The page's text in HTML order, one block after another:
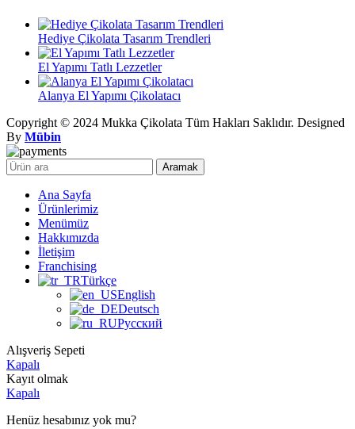
Hediye Çikolata Tasarım Trendleri
El Yapımı Tatlı Lezzetler
Alanya El Yapımı Çikolatacı
Copyright © 2024 Mukka Çikolata Tüm Hakları Saklıdır. Designed
By Mübin
Aramak
Ana Sayfa
Ürünlerimiz
Menümüz
Hakkımızda
İletişim
Franchising
Türkçe
English
Deutsch
Русский
Alışveriş Sepeti
Kapalı
Kayıt olmak
Kapalı
Henüz hesabınız yok mu?